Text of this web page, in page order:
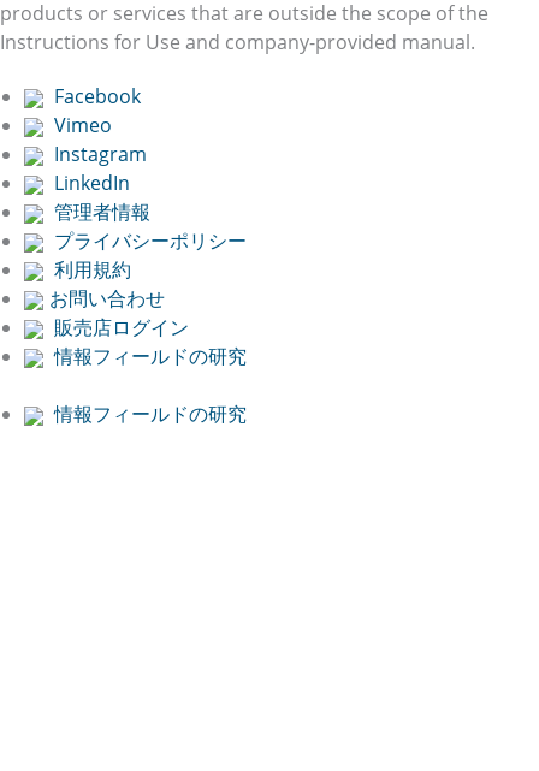
products or services that are outside the scope of the
Instructions for Use and company-provided manual.
Facebook
Vimeo
Instagram
LinkedIn
管理者情報
プライバシーポリシー
利用規約
お問い合わせ
販売店ログイン
情報フィールドの研究
情報フィールドの研究